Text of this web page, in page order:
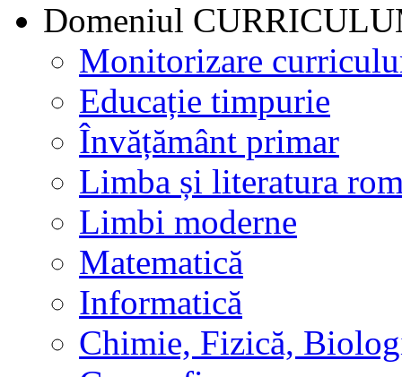
Domeniul
Monitorizare
Educație timpurie
Învățământ primar
Limba și literatura
Limbi moderne
Matematică
Informatică
Chimie, Fizică,